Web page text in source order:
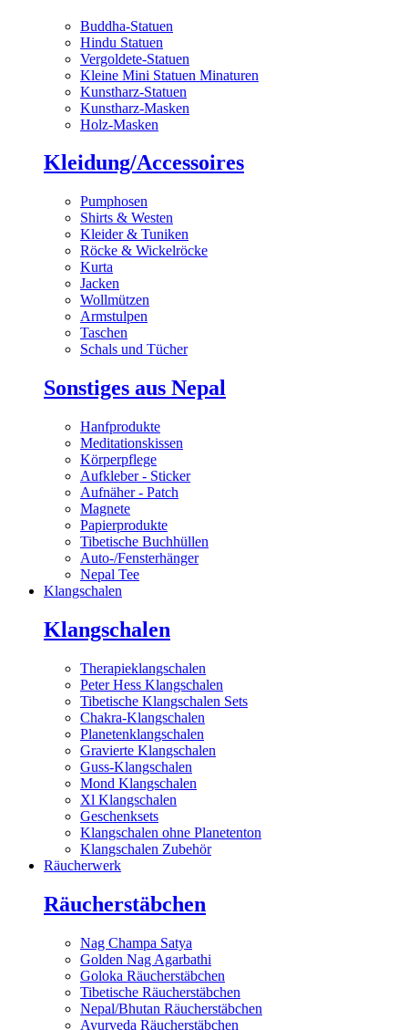
Buddha-Statuen
Hindu Statuen
Vergoldete-Statuen
Kleine Mini Statuen Minaturen
Kunstharz-Statuen
Kunstharz-Masken
Holz-Masken
Kleidung/Accessoires
Pumphosen
Shirts & Westen
Kleider & Tuniken
Röcke & Wickelröcke
Kurta
Jacken
Wollmützen
Armstulpen
Taschen
Schals und Tücher
Sonstiges aus Nepal
Hanfprodukte
Meditationskissen
Körperpflege
Aufkleber - Sticker
Aufnäher - Patch
Magnete
Papierprodukte
Tibetische Buchhüllen
Auto-/Fensterhänger
Nepal Tee
Klangschalen
Klangschalen
Therapieklangschalen
Peter Hess Klangschalen
Tibetische Klangschalen Sets
Chakra-Klangschalen
Planetenklangschalen
Gravierte Klangschalen
Guss-Klangschalen
Mond Klangschalen
Xl Klangschalen
Geschenksets
Klangschalen ohne Planetenton
Klangschalen Zubehör
Räucherwerk
Räucherstäbchen
Nag Champa Satya
Golden Nag Agarbathi
Goloka Räucherstäbchen
Tibetische Räucherstäbchen
Nepal/Bhutan Räucherstäbchen
Ayurveda Räucherstäbchen